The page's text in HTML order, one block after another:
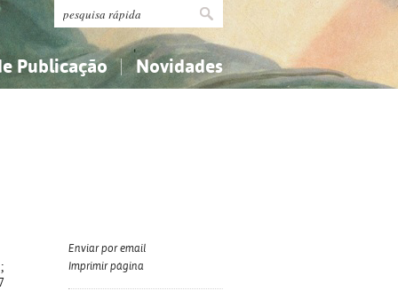
Publicação Novidades
Enviar por email
Imprimir página